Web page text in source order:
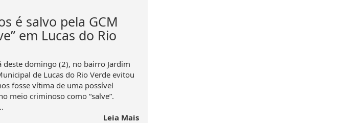
é salvo pela GCM
em Lucas do Rio
domingo (2), no bairro Jardim
de Lucas do Rio Verde evitou
fosse vítima de uma possível
meio criminoso como “salve”.
Leia Mais